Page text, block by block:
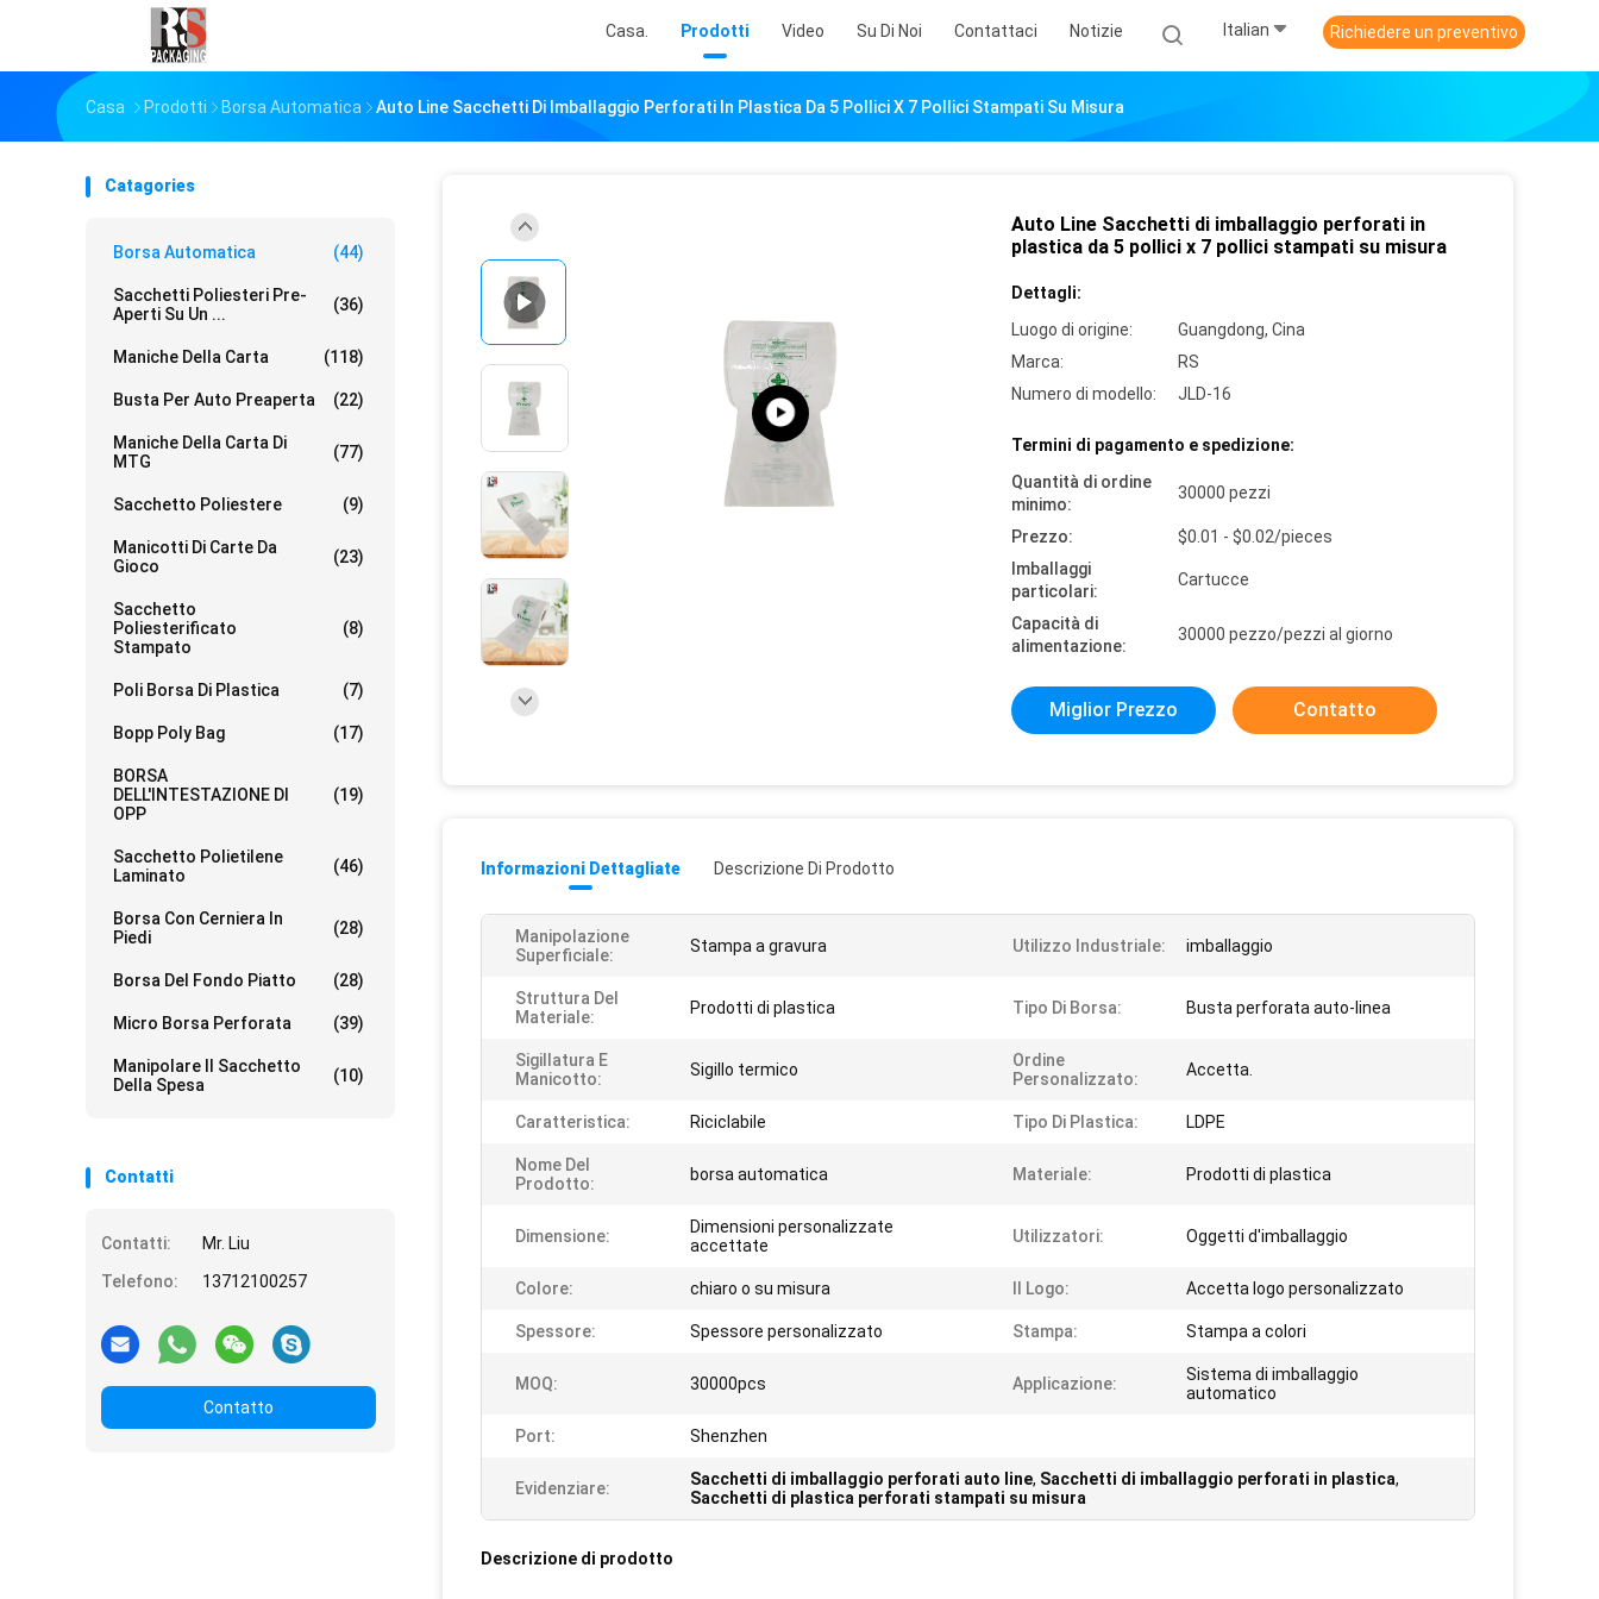
Casa. Prodotti Video Su Di Noi Contattaci Notizie Italian Richiedere un preventivo
Casa Prodotti Borsa Automatica Auto Line Sacchetti Di Imballaggio Perforati In Plastica Da 5 Pollici X 7 Pollici Stampati Su Misura
Catagories
Borsa Automatica (44)
Sacchetti Poliesteri Pre-
Aperti Su Un ...
(36)
Maniche Della Carta (118)
Busta Per Auto Preaperta (22)
Maniche Della Carta Di
MTG
(77)
Sacchetto Poliestere (9)
Manicotti Di Carte Da
Gioco
(23)
Sacchetto
Poliesterificato
Stampato
(8)
Poli Borsa Di Plastica (7)
Bopp Poly Bag (17)
BORSA
DELL'INTESTAZIONE DI
OPP
(19)
Sacchetto Polietilene
Laminato
(46)
Borsa Con Cerniera In
Piedi
(28)
Borsa Del Fondo Piatto (28)
Micro Borsa Perforata (39)
Manipolare Il Sacchetto
Della Spesa
(10)
Contatti
Contatti:
Mr. Liu
Telefono:
13712100257
Contatto
Auto Line Sacchetti di imballaggio perforati in
plastica da 5 pollici x 7 pollici stampati su misura
Dettagli:
Luogo di origine:
Guangdong, Cina
Marca:
RS
Numero di modello:
JLD-16
Termini di pagamento e spedizione:
Quantità di ordine
minimo:
30000 pezzi
Prezzo:
$0.01 - $0.02/pieces
Imballaggi
particolari:
Cartucce
Capacità di
alimentazione:
30000 pezzo/pezzi al giorno
Miglior Prezzo Contatto
Informazioni Dettagliate Descrizione Di Prodotto
Manipolazione
Superficiale:
Stampa a gravura Utilizzo Industriale: imballaggio
Struttura Del
Materiale:
Prodotti di plastica Tipo Di Borsa: Busta perforata auto-linea
Sigillatura E
Manicotto:
Sigillo termico
Ordine
Personalizzato:
Accetta.
Caratteristica: Riciclabile Tipo Di Plastica: LDPE
Nome Del
Prodotto:
borsa automatica Materiale: Prodotti di plastica
Dimensione:
Dimensioni personalizzate
accettate
Utilizzatori: Oggetti d'imballaggio
Colore: chiaro o su misura Il Logo: Accetta logo personalizzato
Spessore: Spessore personalizzato Stampa: Stampa a colori
MOQ: 30000pcs Applicazione:
Sistema di imballaggio
automatico
Port: Shenzhen
Evidenziare: Sacchetti di imballaggio perforati auto line, Sacchetti di imballaggio perforati in plastica,
Sacchetti di plastica perforati stampati su misura
Descrizione di prodotto